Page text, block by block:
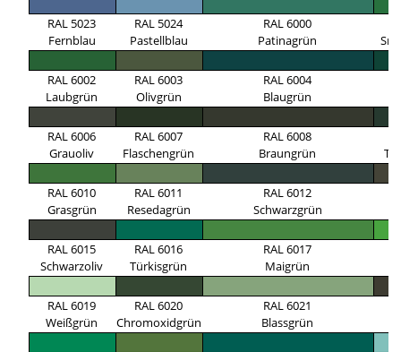
RAL 5023
Fernblau
RAL 5024
Pastellblau
RAL 6000
Patinagrün
RAL 6002
Laubgrün
RAL 6003
Olivgrün
RAL 6004
Blaugrün
RAL 6006
Grauoliv
RAL 6007
Flaschengrün
RAL 6008
Braungrün
RAL 6010
Grasgrün
RAL 6011
Resedagrün
RAL 6012
Schwarzgrün
RAL 6015
Schwarzoliv
RAL 6016
Türkisgrün
RAL 6017
Maigrün
RAL 6019
Weißgrün
RAL 6020
Chromoxidgrün
RAL 6021
Blassgrün